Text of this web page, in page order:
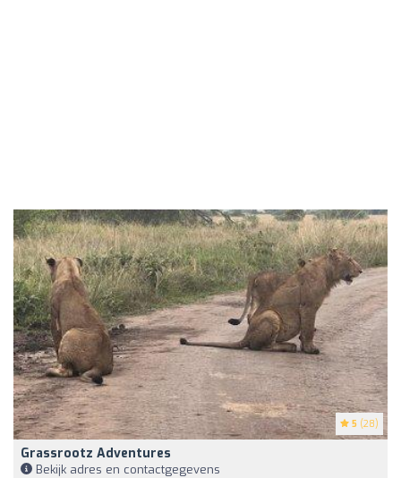
5 (28)
Grassrootz Adventures
Bekijk adres en contactgegevens